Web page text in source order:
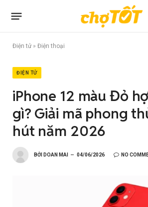
Điện tử» Điện thoại
ĐIỆN TỬ
iPhone 12 màu Đỏ
gì? Giải mã phong
hút năm 2026
BỞI DOAN MAI 04/06/2026 NO